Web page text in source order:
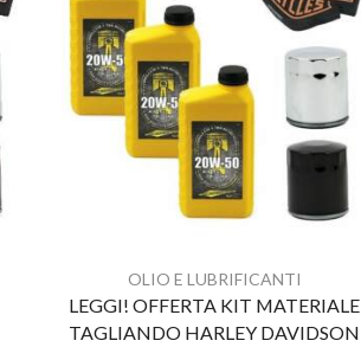
OLIO E LUBRIFICANTI
LEGGI! OFFERTA KIT MATERIALE
TAGLIANDO HARLEY DAVIDSON